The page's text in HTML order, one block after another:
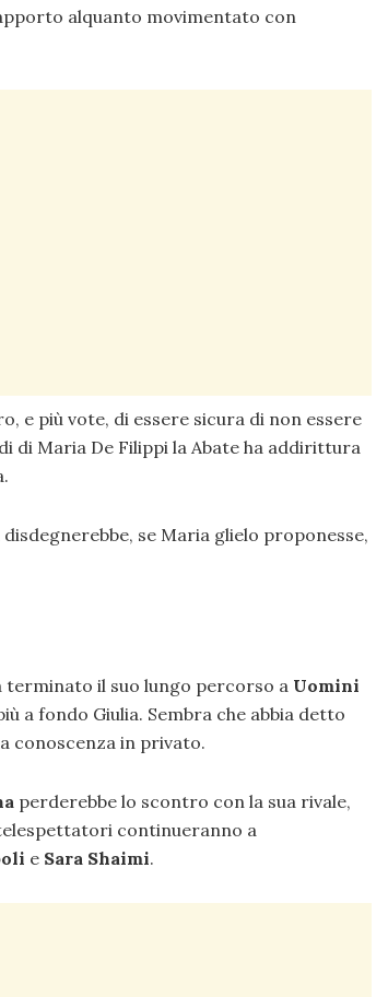
alquanto movimentato con
e più vote, di essere sicura di non essere
di Maria De Filippi la Abate ha addirittura
disdegnerebbe, se Maria glielo proponesse,
terminato il suo lungo percorso a Uomini
a fondo Giulia. Sembra che abbia detto
conoscenza in privato.
perderebbe lo scontro con la sua rivale,
continueranno a
e Sara Shaimi.